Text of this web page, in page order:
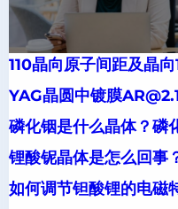
110晶向原子间距及晶向
YAG晶圆中镀膜
磷化铟是什么晶体？磷
锂酸铌晶体是怎么回事
如何调节钽酸锂的电磁